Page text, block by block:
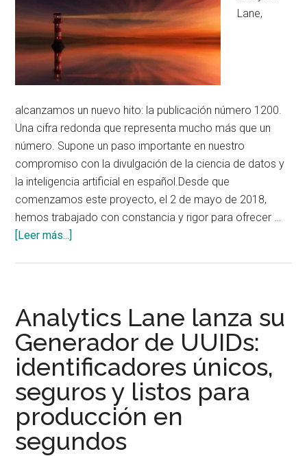
para
entender
el
coste
de
depósitos,
préstamos
e
hipotecas
Lane,
alcanzamos un nuevo hito: la publicación número 1200.
Una cifra redonda que representa mucho más que un
número. Supone un paso importante en nuestro
compromiso con la divulgación de la ciencia de datos y
la inteligencia artificial en español.Desde que
comenzamos este proyecto, el 2 de mayo de 2018,
hemos trabajado con constancia y rigor para ofrecer …
[Leer más...]
en
Analytics
Lane
Analytics Lane lanza su
Generador de UUIDs:
identificadores únicos,
seguros y listos para
producción en
segundos